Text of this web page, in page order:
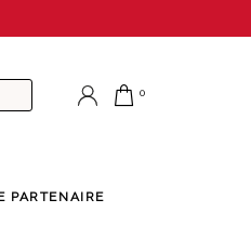
PARTENAIRE